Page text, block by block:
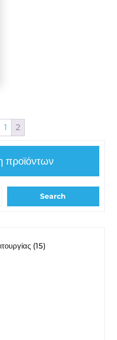
1 2
προϊόντων
Search
1515